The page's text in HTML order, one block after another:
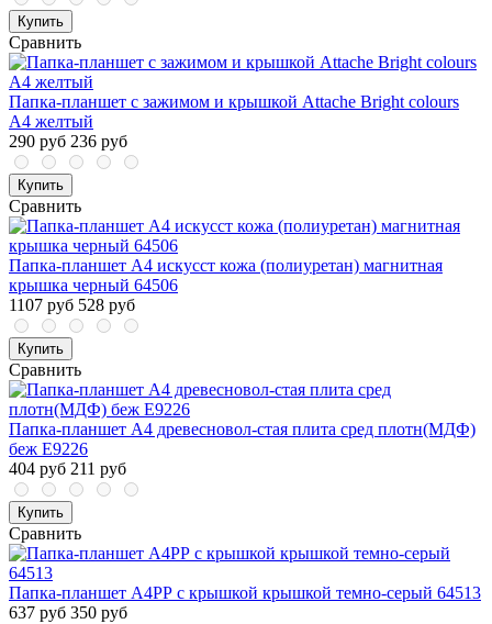
Купить
Сравнить
Папка-планшет с зажимом и крышкой Attache Bright colours
A4 желтый
290 руб 236 руб
Купить
Сравнить
Папка-планшет A4 искусст кожа (полиуретан) магнитная
крышка черный 64506
1107 руб 528 руб
Купить
Сравнить
Папка-планшет A4 древесновол-стая плита сред плотн(МДФ)
беж E9226
404 руб 211 руб
Купить
Сравнить
Папка-планшет A4РР с крышкой крышкой темно-серый 64513
637 руб 350 руб